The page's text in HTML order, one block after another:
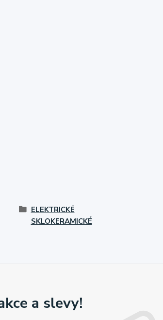
ELEKTRICKÉ
SKLOKERAMICKÉ
a slevy!